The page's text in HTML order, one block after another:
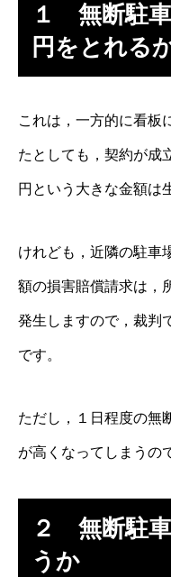
１ 無断駐
円をとれる
これは，一方的に看板
たとしても，契約が成
円という大きな金額は
けれども，近隣の駐車
額の損害賠償請求は，
発生しますので，裁判
です。
ただし，１日程度の無
が高くなってしまうの
２ 無断駐
うか